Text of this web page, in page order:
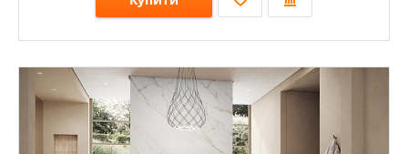
Розміри: 600х1200х6;
Стилі: Під камінь;
Кольори: